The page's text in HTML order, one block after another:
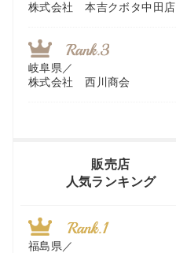
株式会社 本吉クボタ中田店
岐阜県／
株式会社 西川商会
農機リンクス
山梨県／
株式会社 ヨダ兄弟商会
販売店
人気ランキング
福島県／